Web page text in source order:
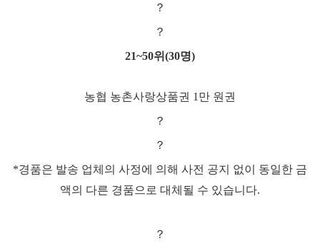
？
？
21~50위 (30명)
농협 농촌사랑상품권 1 만 원권
？
？
*경품은 발송 업체의 사정에 의해 사전 공지 없이 동일한 금
액의 다른 경품으로 대체될 수 있습니다.
？